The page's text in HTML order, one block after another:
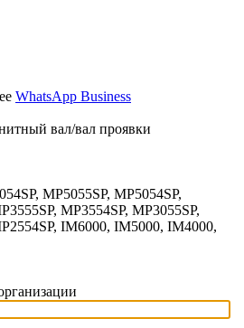
WhatsApp Business
вал/вал проявки
MP5055SP, MP5054SP,
MP3554SP, MP3055SP,
IM6000, IM5000, IM4000,